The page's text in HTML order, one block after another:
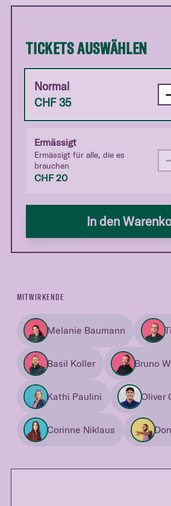
TICKETS AUSWÄHLEN
Normal
CHF35
Ermässigt
Ermässigt für alle, die es
brauchen
CHF20
In den
MITWIRKENDE
Melanie Baumann
Basil Koller Bruno
Kathi Paulini Oliver
Corinne Niklaus